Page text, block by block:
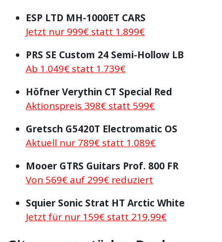
ESP LTD MH-1000ET CARS
Jetzt nur 999€ statt 1.899€
PRS SE Custom 24 Semi-Hollow LB
Ab 1.049€ statt 1.739€
Höfner Verythin CT Special Red
Aktionspreis 398€ statt 599€
Gretsch G5420T Electromatic OS
Aktuell nur 789€ statt 1.089€
Mooer GTRS Guitars Prof. 800 FR
Von 569€ auf 299€ reduziert
Squier Sonic Strat HT Arctic White
Jetzt für nur 159€ statt 219,99€